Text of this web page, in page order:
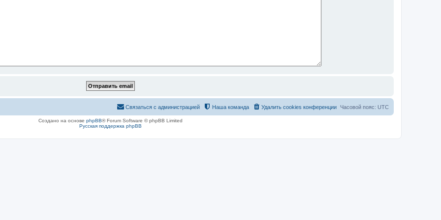
Часовой пояс: UTC
Удалить cookies конференции
Наша команда
Связаться с администрацией
Создано на основе phpBB® Forum Software © phpBB Limited
Русская поддержка phpBB